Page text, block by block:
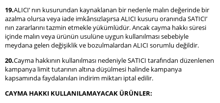
19.ALICI’ nın kusurundan kaynaklanan bir nedenle malın değerinde bir
azalma olursa veya iade imkânsızlaşırsa ALICI kusuru oranında SATICI’
nın zararlarını tazmin etmekle yükümlüdür. Ancak cayma hakkı süresi
içinde malın veya ürünün usulüne uygun kullanılması sebebiyle
meydana gelen değişiklik ve bozulmalardan ALICI sorumlu değildir.
20.Cayma hakkının kullanılması nedeniyle SATICI tarafından düzenlenen
kampanya limit tutarının altına düşülmesi halinde kampanya
kapsamında faydalanılan indirim miktarı iptal edilir.
CAYMA HAKKI KULLANILAMAYACAK ÜRÜNLER: